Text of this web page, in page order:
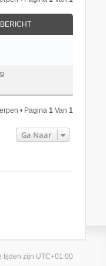
• Pagina1 Van1
Ga Naar
tijden zijn UTC+01:00